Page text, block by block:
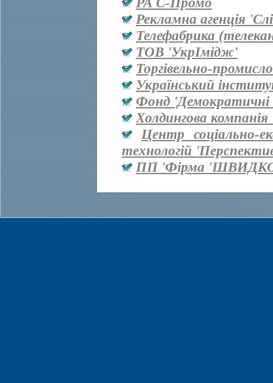
Рекламна агенція
Телефабрика
ТОВ 'УкрІмідж'
Торгівельно-
Український
Фонд 'Демократичні
Холдингова
Центр соціально-
технологій
ПП 'Фірма